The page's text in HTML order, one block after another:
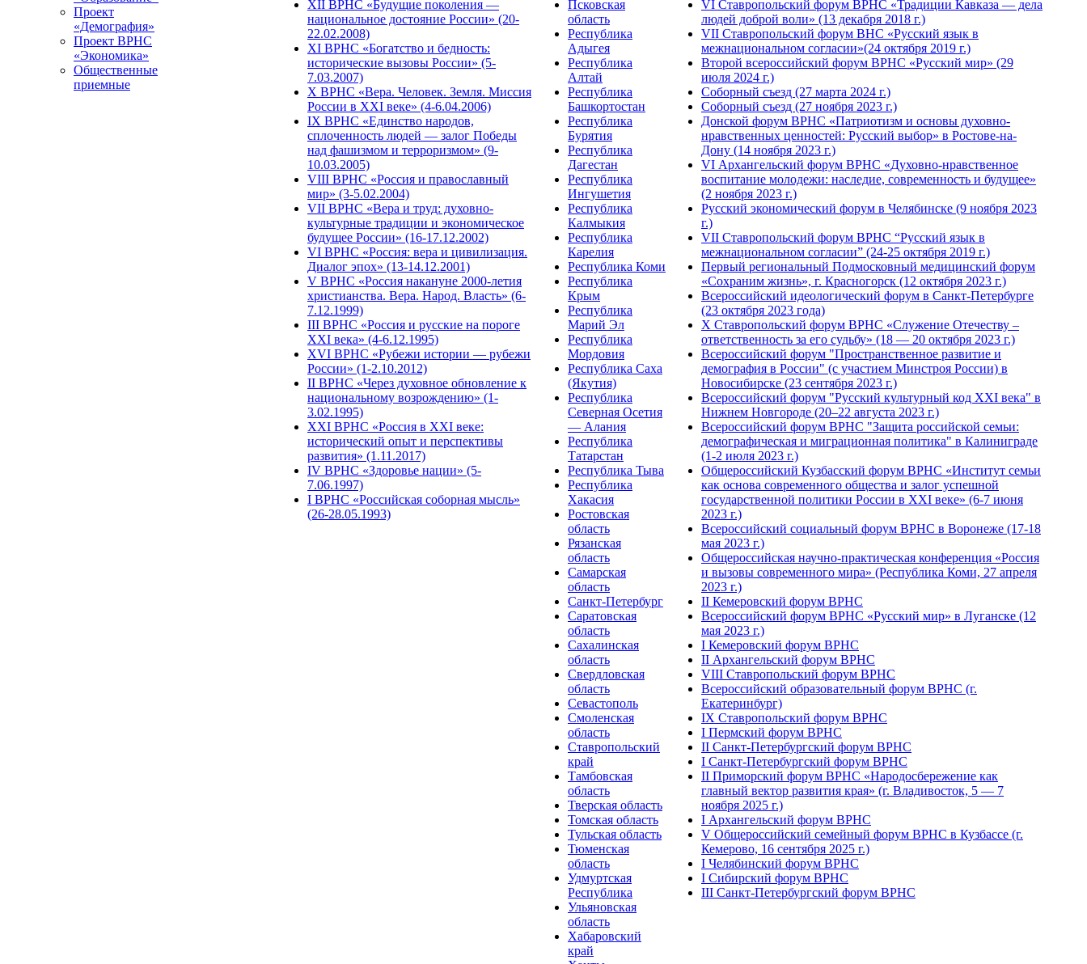
Проект
«Демография»
Проект ВРНС
«Экономика»
Общественные
приемные
XII ВРНС «Будущие поколения —
национальное достояние России» (20-
22.02.2008)
XI ВРНС «Богатство и бедность:
исторические вызовы России» (5-
7.03.2007)
X ВРНС «Вера. Человек. Земля. Миссия
России в XXI веке» (4-6.04.2006)
IX ВРНС «Единство народов,
сплоченность людей — залог Победы
над фашизмом и терроризмом» (9-
10.03.2005)
VIII ВРНС «Россия и православный
мир» (3-5.02.2004)
VII ВРНС «Вера и труд: духовно-
культурные традиции и экономическое
будущее России» (16-17.12.2002)
VI ВРНС «Россия: вера и цивилизация.
Диалог эпох» (13-14.12.2001)
V ВРНС «Россия накануне 2000-летия
христианства. Вера. Народ. Власть» (6-
7.12.1999)
III ВРНС «Россия и русские на пороге
XXI века» (4-6.12.1995)
XVI ВРНС «Рубежи истории — рубежи
России» (1-2.10.2012)
II ВРНС «Через духовное обновление к
национальному возрождению» (1-
3.02.1995)
XХI ВРНС «Россия в XXI веке:
исторический опыт и перспективы
развития» (1.11.2017)
IV ВРНС «Здоровье нации» (5-
7.06.1997)
I ВРНС «Российская соборная мысль»
(26-28.05.1993)
Псковская
область
Республика
Адыгея
Республика
Алтай
Республика
Башкортостан
Республика
Бурятия
Республика
Дагестан
Республика
Ингушетия
Республика
Калмыкия
Республика
Карелия
Республика Коми
Республика
Крым
Республика
Марий Эл
Республика
Мордовия
Республика Саха
(Якутия)
Республика
Северная Осетия
— Алания
Республика
Татарстан
Республика Тыва
Республика
Хакасия
Ростовская
область
Рязанская
область
Самарская
область
Санкт-Петербург
Саратовская
область
Сахалинская
область
Свердловская
область
Севастополь
Смоленская
область
Ставропольский
край
Тамбовская
область
Тверская область
Томская область
Тульская область
Тюменская
область
Удмуртская
Республика
Ульяновская
область
Хабаровский
край
VI Ставропольский форум ВРНС «Традиции Кавказа — дела
людей доброй воли» (13 декабря 2018 г.)
VII Ставропольский форум ВHС «Русский язык в
межнациональном согласии»(24 октября 2019 г.)
Второй всероссийский форум ВРНС «Русский мир» (29
июля 2024 г.)
Соборный съезд (27 марта 2024 г.)
Соборный съезд (27 ноября 2023 г.)
Донской форум ВРНС «Патриотизм и основы духовно-
нравственных ценностей: Русский выбор» в Ростове-на-
Дону (14 ноября 2023 г.)
VI Архангельский форум ВРНС «Духовно-нравственное
воспитание молодежи: наследие, современность и будущее»
(2 ноября 2023 г.)
Русский экономический форум в Челябинске (9 ноября 2023
г.)
VII Ставропольский форум ВРНС “Русский язык в
межнациональном согласии” (24-25 октября 2019 г.)
Первый региональный Подмосковный медицинский форум
«Сохраним жизнь», г. Красногорск (12 октября 2023 г.)
Всероссийский идеологический форум в Санкт-Петербурге
(23 октября 2023 года)
X Ставропольский форум ВРНС «Служение Отечеству –
ответственность за его судьбу» (18 — 20 октября 2023 г.)
Всероссийский форум "Пространственное развитие и
демография в России" (с участием Минстроя России) в
Новосибирске (23 сентября 2023 г.)
Всероссийский форум "Русский культурный код XXI века" в
Нижнем Новгороде (20–22 августа 2023 г.)
Всероссийский форум ВРНС "Защита российской семьи:
демографическая и миграционная политика" в Калиниграде
(1-2 июля 2023 г.)
Общероссийский Кузбасский форум ВРНС «Институт семьи
как основа современного общества и залог успешной
государственной политики России в ХХI веке» (6-7 июня
2023 г.)
Всероссийский социальный форум ВРНС в Воронеже (17-18
мая 2023 г.)
Общероссийская научно-практическая конференция «Россия
и вызовы современного мира» (Республика Коми, 27 апреля
2023 г.)
II Кемеровский форум ВРНС
Всероссийский форум ВРНС «Русский мир» в Луганске (12
мая 2023 г.)
I Кемеровский форум ВРНС
II Архангельский форум ВРНС
VIII Ставропольский форум ВРНС
Всероссийский образовательный форум ВРНС (г.
Екатеринбург)
IX Ставропольский форум ВРНС
I Пермский форум ВРНС
II Санкт-Петербургский форум ВРНС
I Санкт-Петербургский форум ВРНС
II Приморский форум ВРНС «Народосбережение как
главный вектор развития края» (г. Владивосток, 5 — 7
ноября 2025 г.)
I Архангельский форум ВРНС
V Общероссийский семейный форум ВРНС в Кузбассе (г.
Кемерово, 16 сентября 2025 г.)
I Челябинский форум ВРНС
I Сибирский форум ВРНС
III Санкт-Петербургский форум ВРНС